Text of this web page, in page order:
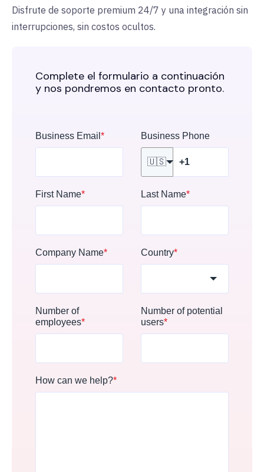
Disfrute de soporte premium 24/7 y una integración sin
interrupciones, sin costos ocultos.
Complete el formulario a continuación
y nos pondremos en contacto pronto.
Business Email * Business Phone
🇺🇸
First Name* Last Name*
Company Name* Country*
Number of
employees*
Number of potential
users*
How can we help?*